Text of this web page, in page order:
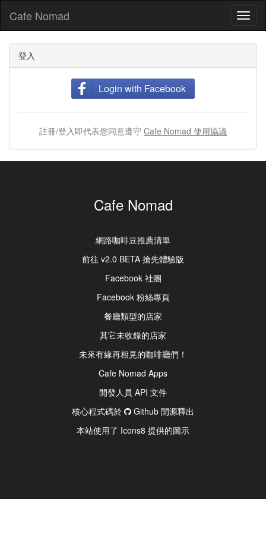
Cafe Nomad
登入
Login with Facebook
註冊/登入即代表您同意遵守 Cafe Nomad 使用協議
Cafe Nomad
網路咖啡豆推薦清單
前往 v2.0 BETA 搶先體驗版
Facebook 社團
Facebook 粉絲專頁
餐廳類型的店家
其它未收錄的店家
未來有緣再相見的咖啡廳們！
Cafe Nomad Apps
開發人員 API 文件
核心程式碼於
Github 開源釋出
本站使用了 Icons8 提供的圖示